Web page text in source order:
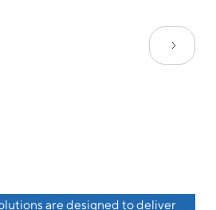
are designed to deliver